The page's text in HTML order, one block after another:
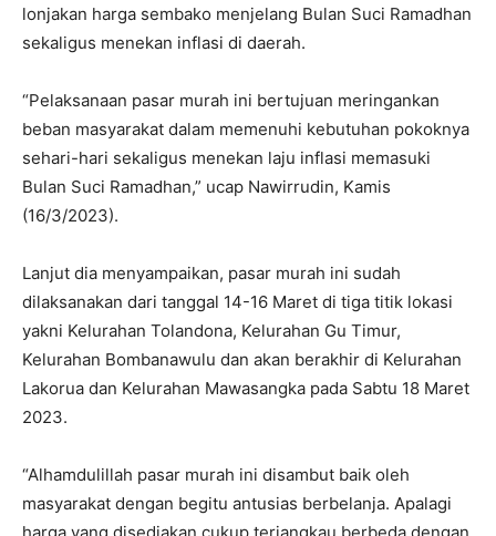
lonjakan harga sembako menjelang Bulan Suci Ramadhan
sekaligus menekan inflasi di daerah.
“Pelaksanaan pasar murah ini bertujuan meringankan
beban masyarakat dalam memenuhi kebutuhan pokoknya
sehari-hari sekaligus menekan laju inflasi memasuki
Bulan Suci Ramadhan,” ucap Nawirrudin, Kamis
(16/3/2023).
Lanjut dia menyampaikan, pasar murah ini sudah
dilaksanakan dari tanggal 14-16 Maret di tiga titik lokasi
yakni Kelurahan Tolandona, Kelurahan Gu Timur,
Kelurahan Bombanawulu dan akan berakhir di Kelurahan
Lakorua dan Kelurahan Mawasangka pada Sabtu 18 Maret
2023.
“Alhamdulillah pasar murah ini disambut baik oleh
masyarakat dengan begitu antusias berbelanja. Apalagi
harga yang disediakan cukup terjangkau berbeda dengan